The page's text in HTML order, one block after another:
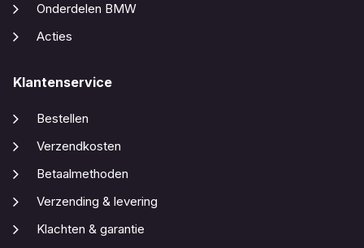
Onderdelen BMW
Acties
Klantenservice
Bestellen
Verzendkosten
Betaalmethoden
Verzending & levering
Klachten & garantie